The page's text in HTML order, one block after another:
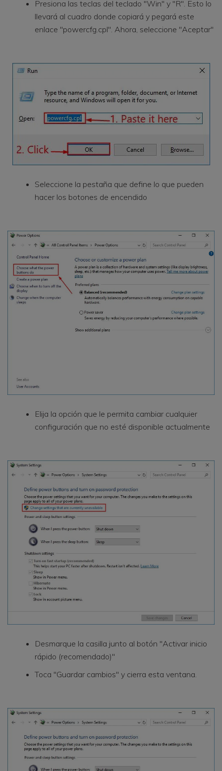
Presiona las teclas del teclado "Win" y "R". Esto lo
llevará al cuadro donde copiará y pegará este
enlace "powercfg.cpl". Ahora, seleccione "Aceptar"
Seleccione la pestaña que define lo que pueden
hacer los botones de encendido
Elija la opción que le permita cambiar cualquier
configuración que no esté disponible actualmente
Desmarque la casilla junto al botón "Activar inicio
rápido (recomendado)"
Toca "Guardar cambios" y cierra esta ventana.